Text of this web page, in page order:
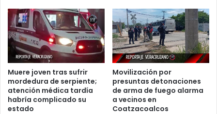
Muere joven tras sufrir
mordedura de serpiente;
atención médica tardía
habría complicado su
estado
Movilización por
presuntas detonaciones
de arma de fuego alarma
a vecinos en
Coatzacoalcos